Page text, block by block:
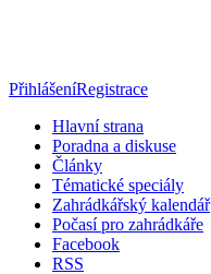
PřihlášeníRegistrace
Hlavní strana
Poradna a diskuse
Články
Tématické speciály
Zahrádkářský kalendář
Počasí pro zahrádkáře
Facebook
RSS